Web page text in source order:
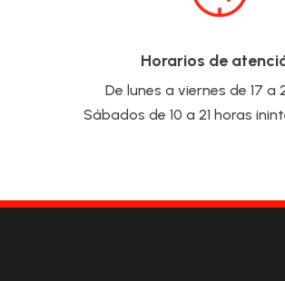
Horarios de
De lunes a viernes de 17 a
Sábados de 10 a 21 horas